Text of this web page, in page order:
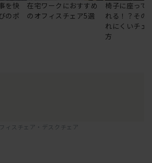
を快
のポ
在宅ワークにおすすめ
のオフィスチェア5選
椅子に座って
れる！？その
れにくいチェ
方
ィスチェア・デスクチェア